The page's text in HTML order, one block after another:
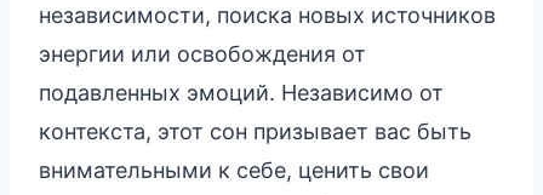
независимости, поиска новых источников
энергии или освобождения от
подавленных эмоций. Независимо от
контекста, этот сон призывает вас быть
внимательными к себе, ценить свои